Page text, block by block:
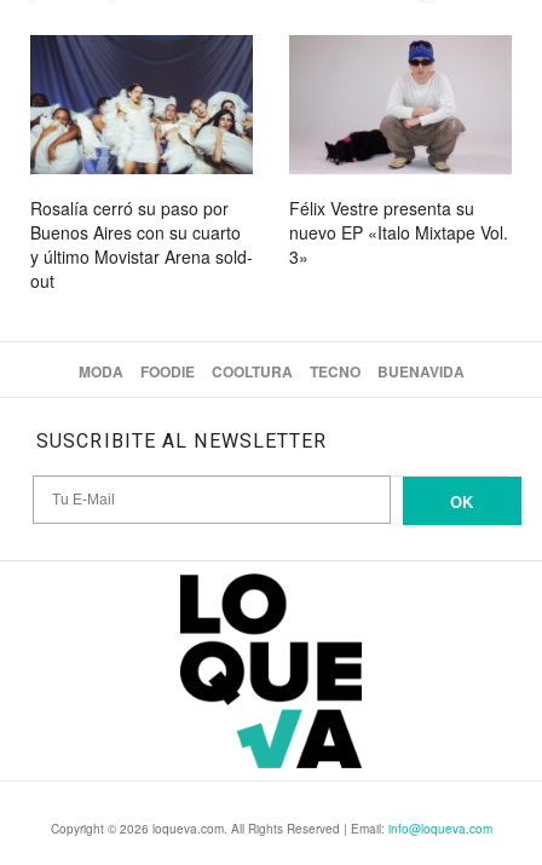
Rosalía cerró su paso por
Buenos Aires con su cuarto
y último Movistar Arena sold-
out
Félix Vestre presenta su
nuevo EP «Italo Mixtape Vol.
3»
MODA FOODIE COOLTURA TECNO BUENAVIDA
SUSCRIBITE AL NEWSLETTER
OK
Copyright © 2026 loqueva.com. All Rights Reserved | Email: info@loqueva.com